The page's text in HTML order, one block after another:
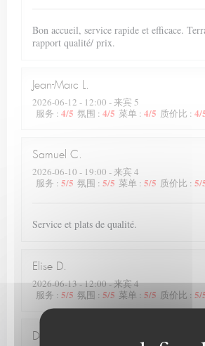
Bon accueil, service rapide et efficace.
rapport qualité/ prix.
Jean-Marc L
2026-06-12 - 12:00 - 来宾 5
服务 : 4/5 氛围 : 4/5 菜单 : 4/5 质价比 : 4/
Samuel C
2026-06-10 - 19:00 - 来宾 4
服务 : 5/5 氛围 : 5/5 菜单 : 5/5 质价比 : 5/
Service et plats de qualité.
Elise D
2026-06-13- 12:00 - 来宾 4
服务 : 5/5 氛围 : 5/5 菜单 : 5/5 质价比 : 5/
Deprez